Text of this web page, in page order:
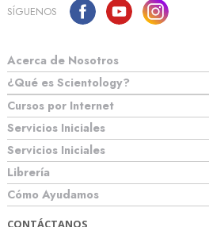
SÍGUENOS
Acerca de Nosotros
¿Qué es Scientology?
Cursos por Internet
Servicios Iniciales
Servicios Iniciales
Librería
Cómo Ayudamos
CONTÁCTANOS